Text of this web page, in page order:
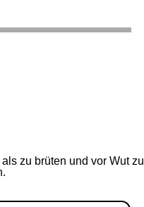
zu brüten und vor Wut zu